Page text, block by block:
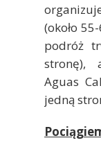
(około
podróż
stronę),
Aguas
jedną